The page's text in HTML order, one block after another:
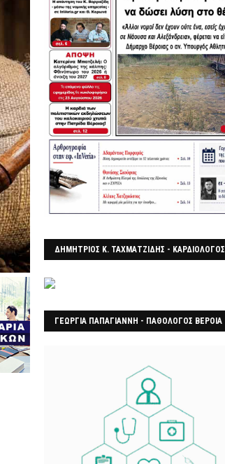
ΔΗΜΗΤΡΙΟΣ Κ. ΤΑΧΜΑΤΖΙΔΗΣ - ΚΑΡΔΙΟΛΟΓΟΣ
ΓΕΩΡΓΙΑ ΠΑΠΑΓΙΑΝΝΗ - ΠΑΘΟΛΟΓΟΣ ΒΕΡΟΙΑ